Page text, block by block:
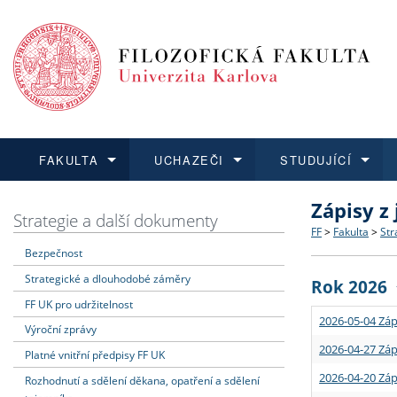
FAKULTA
Dozvědět se více
Struktura
Strategie
Podpora
UCHAZEČI
Podat přihlášku
Co
Učitelské
STUDUJÍCÍ
Dozvědět se více
Rigorózní
Dozvědět se více
O vědě a
Granty a
Dozvědět se více
Aktuální
Strategie a další dokumenty
Bezpečnost
Strategické a dlouhodobé záměry
FF UK pro udržitelnost
Výroční zprávy
Platné vnitřní předpisy FF UK
Rozhodnutí a sdělení děkana, opatření a sdělení
Zápisy
FF > Fakulta >
Rok 2026
2026-05-04
2026-04-27
2026-04-20